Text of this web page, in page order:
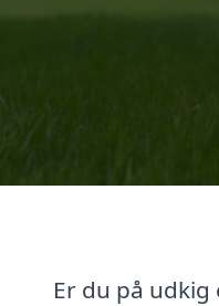
Er du på